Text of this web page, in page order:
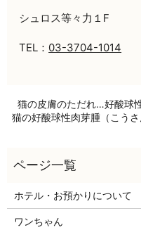
シュロス等々力１F
TEL： 03-3704-1014
猫の皮膚のただれ…好酸球
猫の好酸球性肉芽腫（こう
ホテル・お預かりについて
ワンちゃん